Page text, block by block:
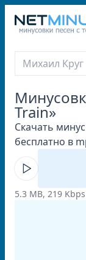
Train»
Скачать
бесплатно в
5.3 MB, 219 Kbps